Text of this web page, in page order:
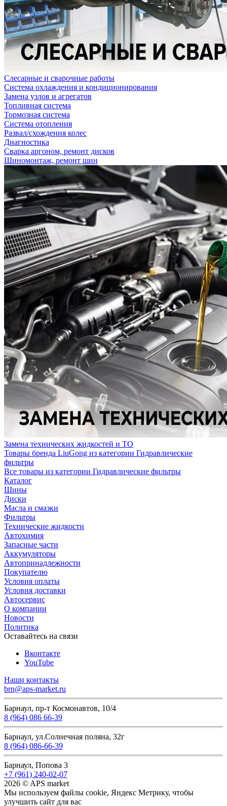
Слесарные и сварочные работы
Система охлаждения и кондиционирования
Замена узлов и агрегатов
Топливная система
Тормозная система
Система отопления
Развал/схождения колес
Диагностика
Сварка аргоном, ремонт дисков
Шиномонтаж, ремонт шин
Замена технических жидкостей и ТО
Товары бренда LiuGong из категории Гидравлические
фильтры
Все товары из категории Гидравлические фильтры
Каталог
Шины
Диски
Масла и смазки
Фильтры
Технические жидкости
Автохимия
Запасные части
Аккумуляторы
Автопринадлежности
Покупателю
Условия оплаты
Условия доставки
Автосервис
О компании
Новости
Политика
Оставайтесь на связи
Вконтакте
YouTube
Наши контакты
brn@aps-market.ru
Барнаул, пр-т Космонавтов, 10/4
8 (964) 086 66-39
Барнаул, ул.Солнечная поляна, 32г
8 (964) 086-66-39
Барнаул, Попова 3
+7 (961) 240-02-07
2026 © APS market
Мы используем файлы cookie, Яндекс Метрику, чтобы
улучшить сайт для вас